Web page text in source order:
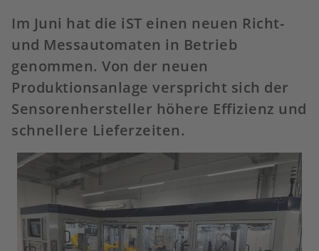
Im Juni hat die iST einen neuen Richt-
und Messautomaten in Betrieb
genommen. Von der neuen
Produktionsanlage verspricht sich der
Sensorenhersteller höhere Effizienz und
schnellere Lieferzeiten.